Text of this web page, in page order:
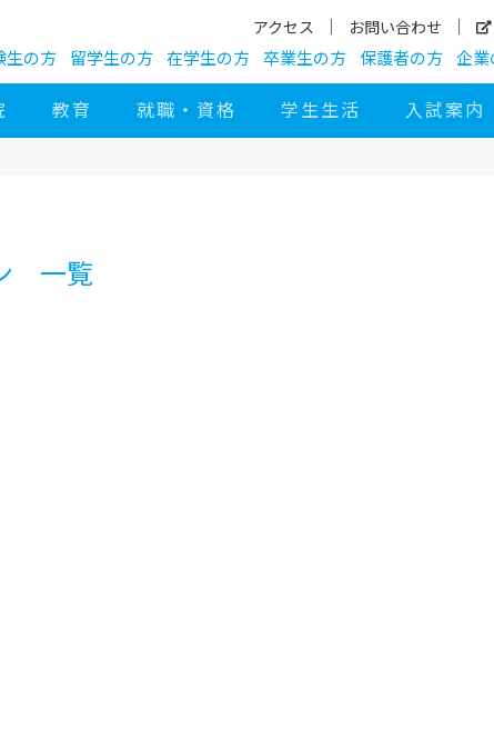
アクセス お問い合わせ
生の方 留学生の方 在学生の方 卒業生の方 保護者の方 企業
教育 就職・資格 学生生活 入試案内
一覧